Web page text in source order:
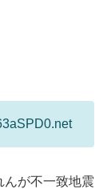
んが不一致地震